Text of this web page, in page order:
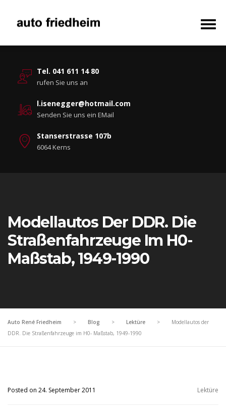
Tel. 041 611 14 80
rufen Sie uns an
l.isenegger@hotmail.com
Senden Sie uns ein EMail
Stanserstrasse 107b
6064 Kerns
Modellautos Der DDR. Die
Straßenfahrzeuge Im H0-
Maßstab, 1949-1990
Auto René Friedheim > Blog > Lektüre >
Modellautos der
DDR. Die Straßenfahrzeuge im H0- Maßstab, 1949-1990
Posted on 24. September 2011 Lektüre